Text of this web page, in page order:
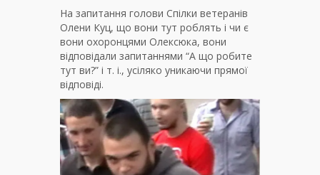
На запитання голови Спілки ветеранів
Олени Куц, що вони тут роблять і чи є
вони охоронцями Олексюка, вони
відповідали запитаннями “А що робите
тут ви?” і т. і., усіляко уникаючи прямої
відповіді.